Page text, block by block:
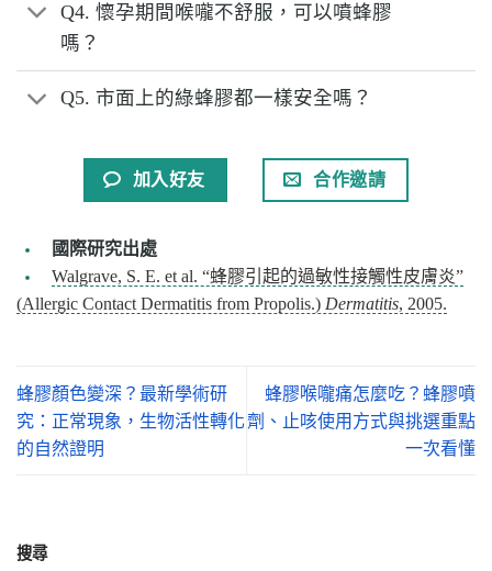
Q4. 懷孕期間喉嚨不舒服，可以噴蜂膠
嗎？
Q5. 市面上的綠蜂膠都一樣安全嗎？
加入好友 合作邀請
國際研究出處
Walgrave, S. E. et al. “蜂膠引起的過敏性接觸性皮膚炎”
(Allergic Contact Dermatitis from Propolis.) Dermatitis, 2005.
蜂膠顏色變深？最新學術研
究：正常現象，生物活性轉化
的自然證明
蜂膠喉嚨痛怎麼吃？蜂膠噴
劑、止咳使用方式與挑選重點
一次看懂
搜尋